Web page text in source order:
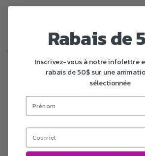
Découvrez nos
vendeurs!
Rabais de
Inscrivez-vous à notre infolettre
rabais de 50$ sur une
sélectionnée